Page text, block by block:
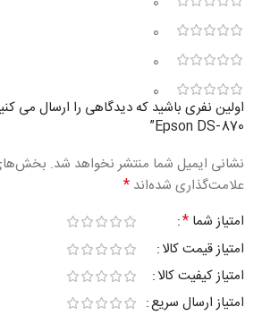
0
0
0
اولین نفری باشید که دیدگاهی را ارسال می
Epson DS-870”
نشانی ایمیل شما منتشر نخواهد شد. بخش‌های
علامت‌گذاری شده‌اند *
امتیاز شما *
امتیاز قیمت کالا
امتیاز کیفیت کالا
امتیاز ارسال سریع